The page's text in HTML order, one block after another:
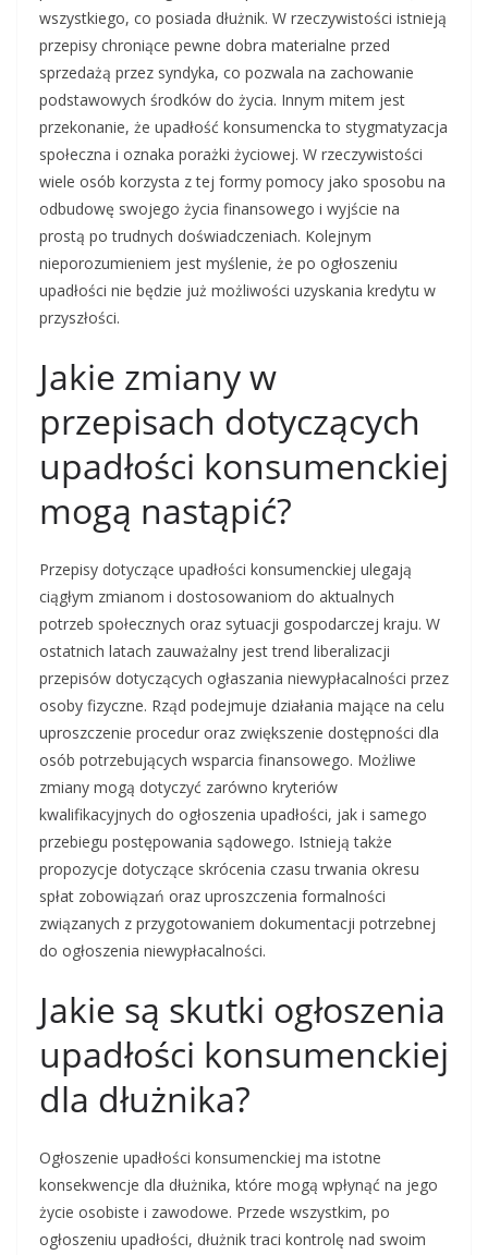
wszystkiego, co posiada dłużnik. W rzeczywistości istnieją
przepisy chroniące pewne dobra materialne przed
sprzedażą przez syndyka, co pozwala na zachowanie
podstawowych środków do życia. Innym mitem jest
przekonanie, że upadłość konsumencka to stygmatyzacja
społeczna i oznaka porażki życiowej. W rzeczywistości
wiele osób korzysta z tej formy pomocy jako sposobu na
odbudowę swojego życia finansowego i wyjście na
prostą po trudnych doświadczeniach. Kolejnym
nieporozumieniem jest myślenie, że po ogłoszeniu
upadłości nie będzie już możliwości uzyskania kredytu w
przyszłości.
Jakie zmiany w
przepisach dotyczących
upadłości konsumenckiej
mogą nastąpić?
Przepisy dotyczące upadłości konsumenckiej ulegają
ciągłym zmianom i dostosowaniom do aktualnych
potrzeb społecznych oraz sytuacji gospodarczej kraju. W
ostatnich latach zauważalny jest trend liberalizacji
przepisów dotyczących ogłaszania niewypłacalności przez
osoby fizyczne. Rząd podejmuje działania mające na celu
uproszczenie procedur oraz zwiększenie dostępności dla
osób potrzebujących wsparcia finansowego. Możliwe
zmiany mogą dotyczyć zarówno kryteriów
kwalifikacyjnych do ogłoszenia upadłości, jak i samego
przebiegu postępowania sądowego. Istnieją także
propozycje dotyczące skrócenia czasu trwania okresu
spłat zobowiązań oraz uproszczenia formalności
związanych z przygotowaniem dokumentacji potrzebnej
do ogłoszenia niewypłacalności.
Jakie są skutki ogłoszenia
upadłości konsumenckiej
dla dłużnika?
Ogłoszenie upadłości konsumenckiej ma istotne
konsekwencje dla dłużnika, które mogą wpłynąć na jego
życie osobiste i zawodowe. Przede wszystkim, po
ogłoszeniu upadłości, dłużnik traci kontrolę nad swoim